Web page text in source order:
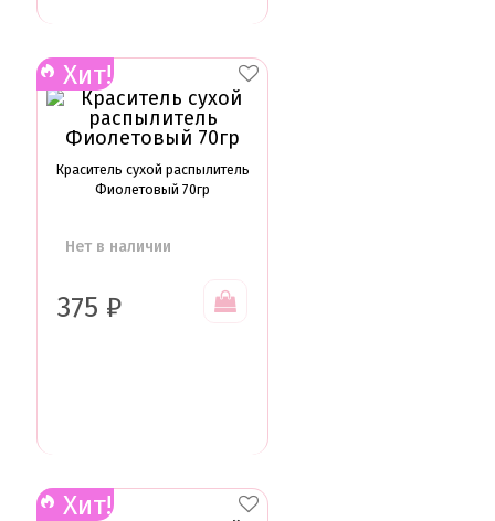
Хит!
Краситель сухой распылитель
Фиолетовый 70гр
Нет в наличии
375 ₽
Хит!